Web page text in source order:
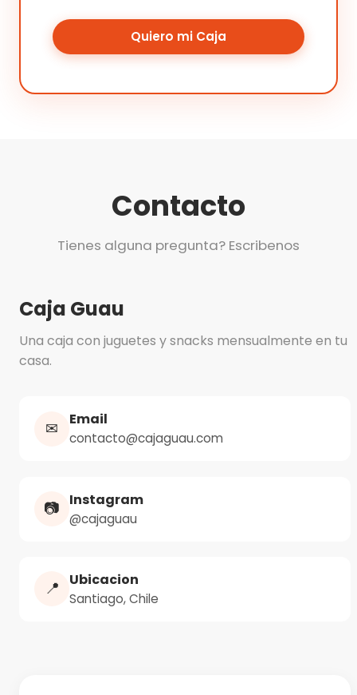
Quiero mi Caja
Contacto
Tienes alguna pregunta? Escribenos
Caja Guau
Una caja con juguetes y snacks mensualmente en tu
casa.
✉ Email
contacto@cajaguau.com
📷 Instagram
@cajaguau
📍 Ubicacion
Santiago, Chile